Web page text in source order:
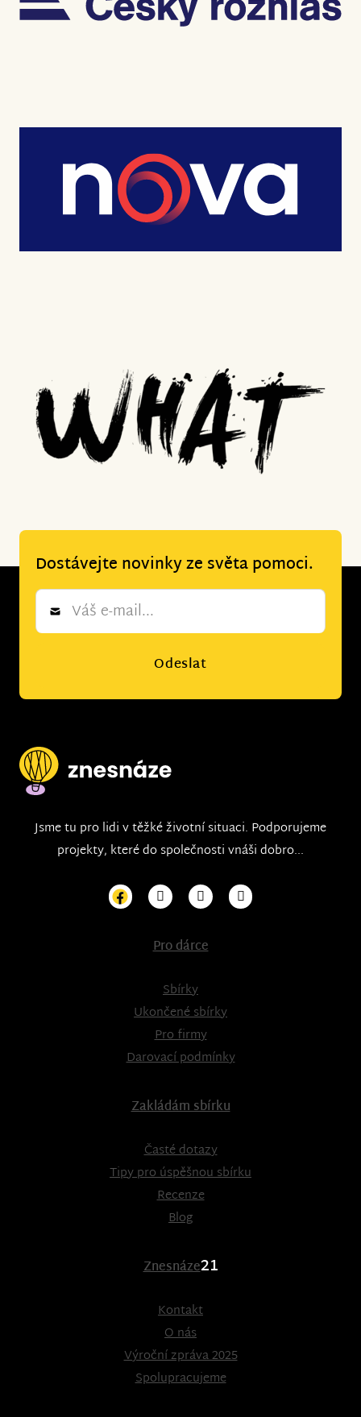
Dostávejte novinky ze světa pomoci.
Newsletter
Odeslat
Jsme tu pro lidi v těžké životní situaci. Podporujeme
projekty, které do společnosti vnáši dobro...
Pro dárce
Sbírky
Ukončené sbírky
Pro firmy
Darovací podmínky
Zakládám sbírku
Časté dotazy
Tipy pro úspěšnou sbírku
Recenze
Blog
Znesnáze21
Kontakt
O nás
Výroční zpráva 2025
Spolupracujeme